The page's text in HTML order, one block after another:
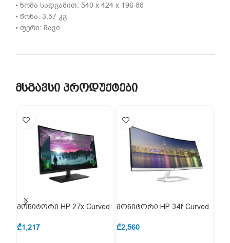
• ზომა სადგამით: 540 х 424 х 196 მმ
• წონა: 3,57 კგ
• ფერი: შავი
მსგავსი პროდუქტები
მონიტორი HP 27x Curved
₾1,217
მონიტორი HP 34f Curved
₾2,560